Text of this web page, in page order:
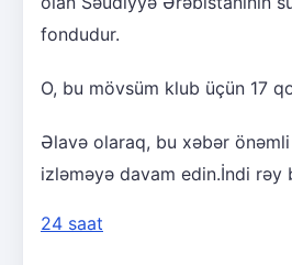
fondudur.
O, bu mövsüm klub üçün 17
Əlavə olaraq, bu xəbər
izləməyə davam edin.İndi rəy
24 saat